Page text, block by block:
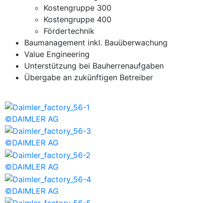
Kostengruppe 300
Kostengruppe 400
Fördertechnik
Baumanagement inkl. Bauüberwachung
Value Engineering
Unterstützung bei Bauherrenaufgaben
Übergabe an zukünftigen Betreiber
©DAIMLER AG
©DAIMLER AG
©DAIMLER AG
©DAIMLER AG